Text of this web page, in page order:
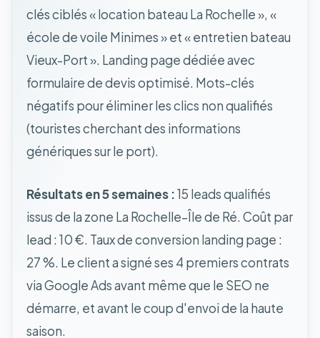
clés ciblés « location bateau La Rochelle », «
école de voile Minimes » et « entretien bateau
Vieux-Port ». Landing page dédiée avec
formulaire de devis optimisé. Mots-clés
négatifs pour éliminer les clics non qualifiés
(touristes cherchant des informations
génériques sur le port).
Résultats en 5 semaines :15 leads qualifiés
issus de la zone La Rochelle–Île de Ré. Coût par
lead : 10 €. Taux de conversion landing page :
27 %. Le client a signé ses 4 premiers contrats
via Google Ads avant même que le SEO ne
démarre, et avant le coup d'envoi de la haute
saison.